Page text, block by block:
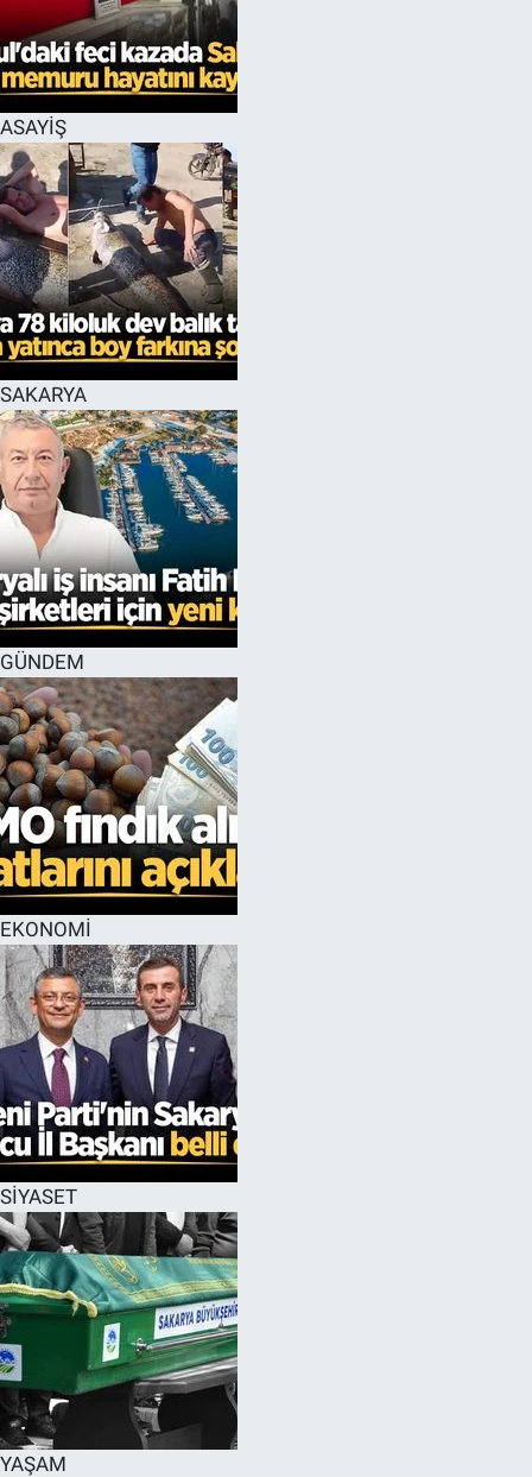
ASAYİŞ
SAKARYA
GÜNDEM
EKONOMİ
SİYASET
YAŞAM
EĞİTİM
MAGAZİN
ÖZEL HABER
HALK54 PANORAMA